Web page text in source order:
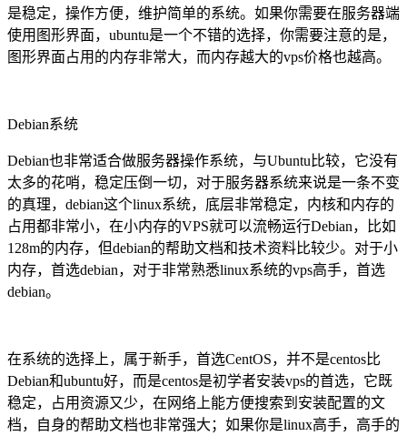
是稳定，操作方便，维护简单的系统。如果你需要在服务器端
使用图形界面，ubuntu是一个不错的选择，你需要注意的是，
图形界面占用的内存非常大，而内存越大的vps价格也越高。
Debian系统
Debian也非常适合做服务器操作系统，与Ubuntu比较，它没有
太多的花哨，稳定压倒一切，对于服务器系统来说是一条不变
的真理，debian这个linux系统，底层非常稳定，内核和内存的
占用都非常小，在小内存的VPS就可以流畅运行Debian，比如
128m的内存，但debian的帮助文档和技术资料比较少。对于小
内存，首选debian，对于非常熟悉linux系统的vps高手，首选
debian。
在系统的选择上，属于新手，首选CentOS，并不是centos比
Debian和ubuntu好，而是centos是初学者安装vps的首选，它既
稳定，占用资源又少，在网络上能方便搜索到安装配置的文
档，自身的帮助文档也非常强大；如果你是linux高手，高手的